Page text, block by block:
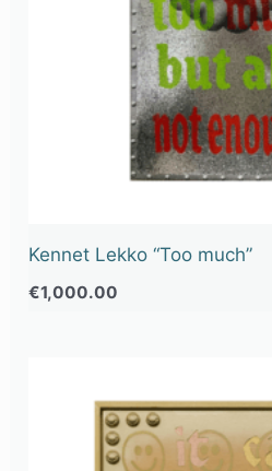
Kennet Lekko “Too much”
€1,000.00